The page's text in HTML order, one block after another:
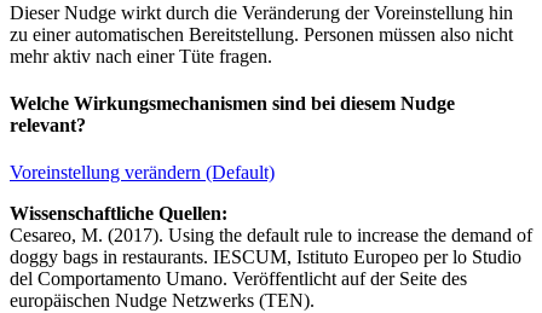
Dieser Nudge wirkt durch die Veränderung der Voreinstellung hin
zu einer automatischen Bereitstellung. Personen müssen also nicht
mehr aktiv nach einer Tüte fragen.
Welche Wirkungsmechanismen sind bei diesem Nudge
relevant?
Voreinstellung verändern (Default)
Wissenschaftliche Quellen:
Cesareo, M. (2017). Using the default rule to increase the demand of
doggy bags in restaurants. IESCUM, Istituto Europeo per lo Studio
del Comportamento Umano. Veröffentlicht auf der Seite des
europäischen Nudge Netzwerks (TEN).